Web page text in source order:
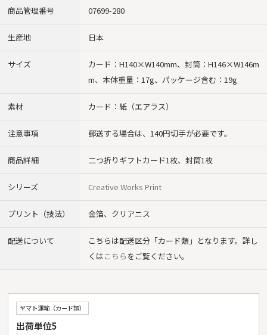
商品管理番号 07699-280
生産地 日本
サイズ
カード：H140×W140mm、封筒：H146×W146m
m、本体重量：17g、パッケージ含む：19g
素材 カード：紙（エアラス）
注意事項 郵送する場合は、140円切手が必要です。
商品詳細 二つ折りギフトカード1枚、封筒1枚
シリーズ Creative Works Print
プリント（技法） 金箔、クリアニス
配送について
こちらは配送区分「カード類」となります。詳し
くはこちら をご覧ください。
ヤマト運輸（カード類）
出荷単位5